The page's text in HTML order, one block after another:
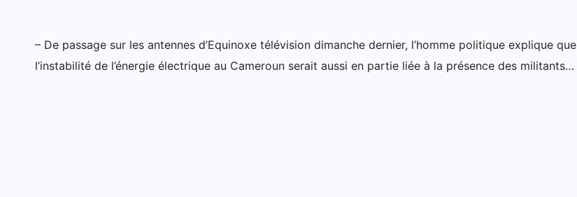
– De passage sur les antennes d’Equinoxe télévision dimanche dernier, l’homme politique explique que
l’instabilité de l’énergie électrique au Cameroun serait aussi en partie liée à la présence des militants…